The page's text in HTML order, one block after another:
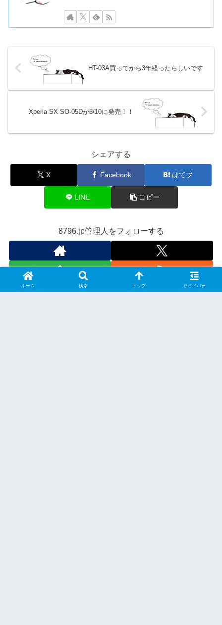
HT-03A買ってから3年経ったらしいです
Xperia SX SO-05Dが8/10に発売！！
シェアする
X Facebook はてブ
LINE コピー
8796.jp管理人をフォローする
ホーム 検索 トップ サイドバー